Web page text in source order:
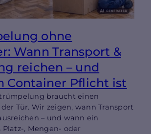
ohne
Wann Transport &
reichen – und
Container Pflicht ist
braucht einen
Tür. Wir zeigen, wann Transport
– und wann ein
Platz-, Mengen- oder